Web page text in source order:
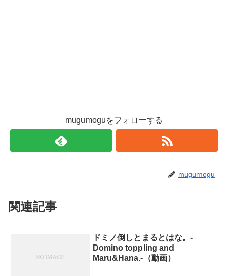
mugumoguをフォローする
mugumogu
関連記事
ドミノ倒しとまるとはな。-
Domino toppling and
Maru&Hana.-（動画）